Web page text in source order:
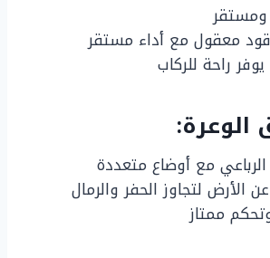
معقول مع أداء مستقر
راحة للركاب
مع أوضاع متعددة
الأرض لتجاوز الحفر والرمال
ممتاز